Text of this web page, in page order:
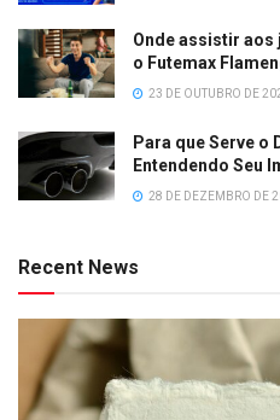
Onde assistir aos
o Futemax
23 DE OUTUBRO DE
Para que Serve o
Entendendo Seu
28 DE DEZEMBRO DE
Recent News